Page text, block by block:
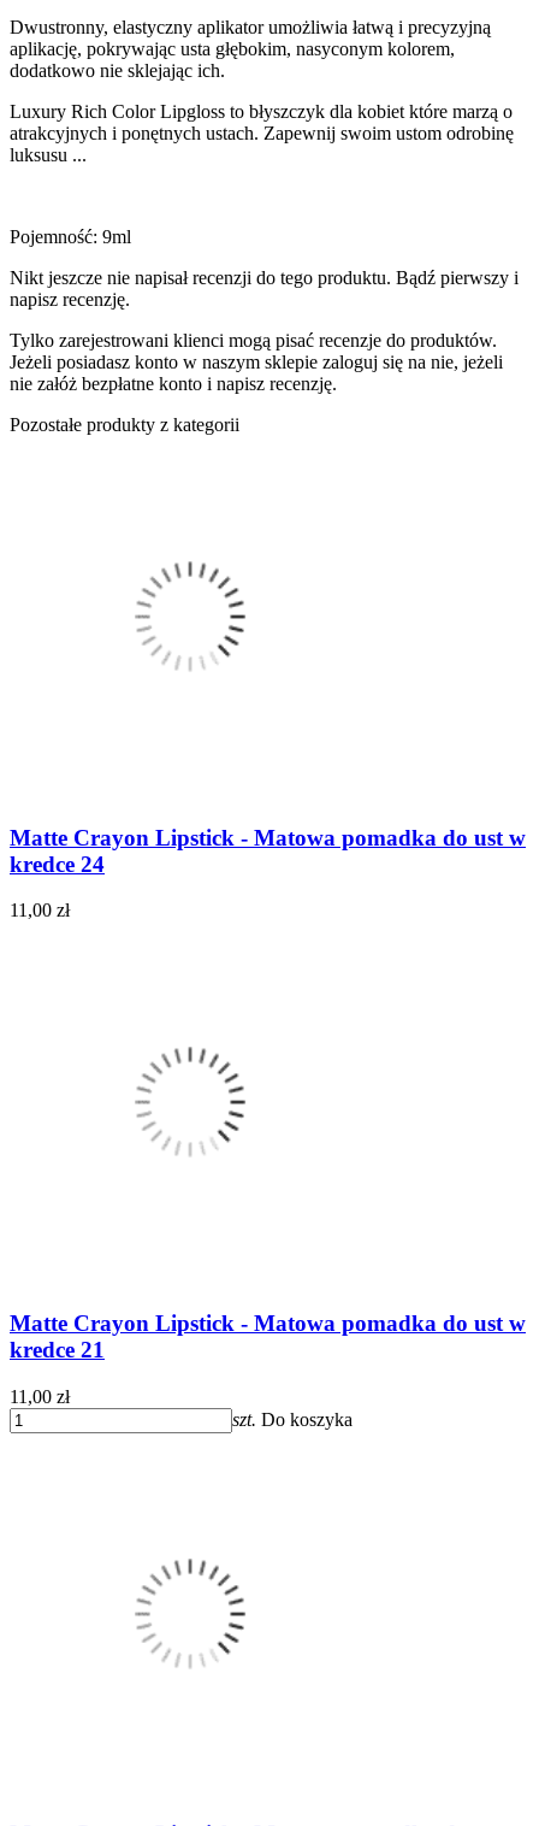
Dwustronny, elastyczny aplikator umożliwia łatwą i precyzyjną
aplikację, pokrywając usta głębokim, nasyconym kolorem,
dodatkowo nie sklejając ich.
Luxury Rich Color Lipgloss to błyszczyk dla kobiet które marzą o
atrakcyjnych i ponętnych ustach. Zapewnij swoim ustom odrobinę
luksusu ...
Pojemność: 9ml
Nikt jeszcze nie napisał recenzji do tego produktu. Bądź pierwszy i
napisz recenzję.
Tylko zarejestrowani klienci mogą pisać recenzje do produktów.
Jeżeli posiadasz konto w naszym sklepie zaloguj się na nie, jeżeli
nie załóż bezpłatne konto i napisz recenzję.
Pozostałe produkty z kategorii
Matte Crayon Lipstick - Matowa pomadka do ust w
kredce 24
11,00 zł
Matte Crayon Lipstick - Matowa pomadka do ust w
kredce 21
11,00 zł
szt. Do koszyka